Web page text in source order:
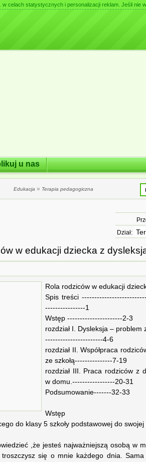
celach statystycznych i personalizacji reklam. Jeśli nie
u nas
Edukacja » Terapia pedagogiczna
Dział:
w edukacji dziecka z
Rola rodziców w edukacji
Spis treści
----------------1
Wstęp ----------------------2-3
rozdział I. Dysleksja – problem
-----------------------4-6
rozdział II. Współpraca
ze szkołą---------------7-19
rozdział III. Praca rodziców z
w domu.-----------------20-31
Podsumowanie-------32-33
Wstęp
do klasy 5 szkoły podstawowej do swojej
,że jesteś najważniejszą osobą w
się o mnie każdego dnia.